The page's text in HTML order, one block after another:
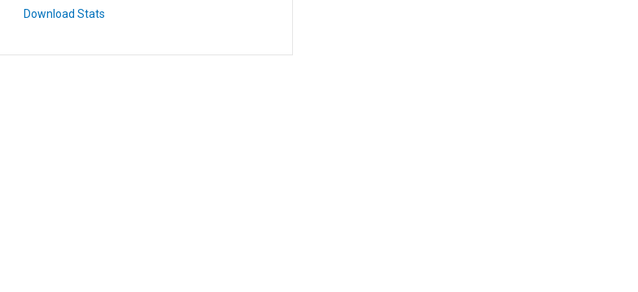
Download Stats